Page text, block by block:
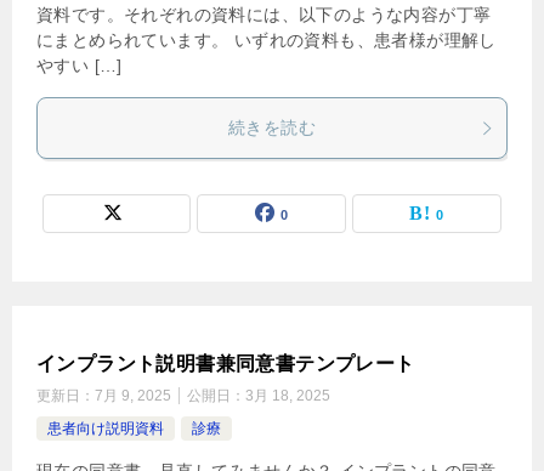
資料です。それぞれの資料には、以下のような内容が丁寧
にまとめられています。 いずれの資料も、患者様が理解し
やすい […]
続きを読む
0 0
インプラント説明書兼同意書テンプレート
更新日： 7月 9, 2025 公開日： 3月 18, 2025
患者向け説明資料
診療